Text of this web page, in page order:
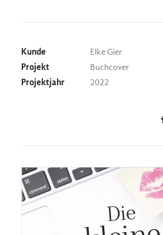
Kunde
Elke Gier
Projekt
Buchcover
Projektjahr
2022